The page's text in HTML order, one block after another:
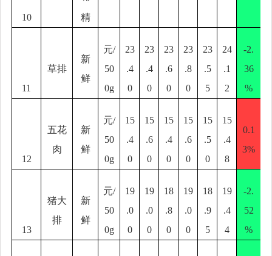
10
精
11
草排
新
鲜
元/
50
0g
23
.4
0
23
.4
0
23
.6
0
23
.8
0
23
.5
5
24
.1
2
-2.
36
%
12
五花
肉
新
鲜
元/
50
0g
15
.4
0
15
.6
0
15
.4
0
15
.6
0
15
.5
0
15
.4
8
0.1
3%
13
猪大
排
新
鲜
元/
50
0g
19
.0
0
19
.0
0
18
.8
0
19
.0
0
18
.9
5
19
.4
4
-2.
52
%